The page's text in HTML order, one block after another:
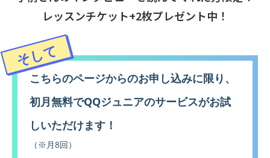
レッスンチケット+2枚プレゼント中！
そして
こちらのページからのお申し込みに限り、
初月無料でQQジュニアのサービスがお試
しいただけます！
（※月8回）